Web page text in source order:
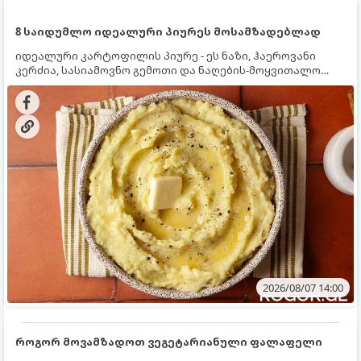
8 საიდუმლო იდეალური პიურეს მოსამზადებლად
იდეალური კარტოფილის პიურე - ეს ნაზი, ჰაეროვანი
კერძია, სასიამოვნო გემოთი და ნაღების-მოყვითალო
ფერით. მისი მომზადება ძალიან მარტივია, მაგრამ
არსებობს რამდენიმე საიდუმლო, რომლებიც უნდა
იცოდეთ, რომ პიურე იდეალურად გემრიელი გამოვიდეს.
2026/08/07 14:00
როგორ მოვამზადოთ ვეგეტარიანული ფალაფელი